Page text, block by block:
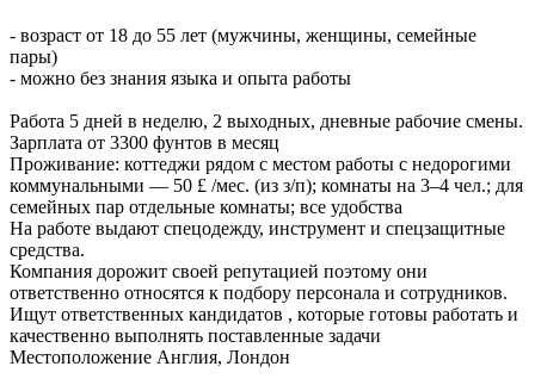
- возраст от 18 до 55 лет (мужчины, женщины, семейные
пары)
- можно без знания языка и опыта работы
Работа 5 дней в неделю, 2 выходных, дневные рабочие смены.
Зарплата от 3300 фунтов в месяц
Проживание: коттеджи рядом с местом работы с недорогими
коммунальными ― 50 £ /мес. (из з/п); комнаты на 3–4 чел.; для
семейных пар отдельные комнаты; все удобства
На работе выдают спецодежду, инструмент и спецзащитные
средства.
Компания дорожит своей репутацией поэтому они
ответственно относятся к подбору персонала и сотрудников.
Ищут ответственных кандидатов , которые готовы работать и
качественно выполнять поставленные задачи
Местоположение Англия, Лондон